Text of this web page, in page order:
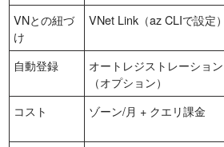
VNとの紐づ
け
VNet Link（az CLIで設定）
自動登録
オートレジストレーション
（オプション）
コスト
ゾーン/月 + クエリ課金